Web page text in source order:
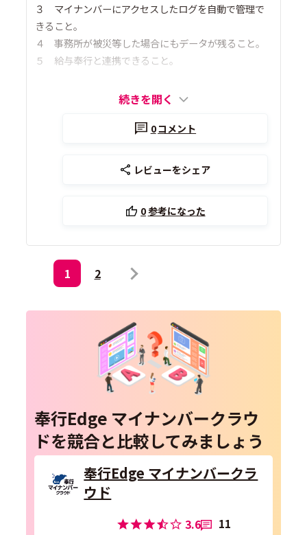
３ マイナンバーにアクセスしたログを自動で管理で
きること。
４ 事務所が被災等した場合にもデータが残ること。
５ 給与奉行と連携できること。
続きを開く
0コメント
レビューをシェア
0参考になった
1 2
奉行Edge マイナンバークラウ
ドを競合と比較してみましょう
奉行Edge マイナンバークラ
ウド
3.6 11